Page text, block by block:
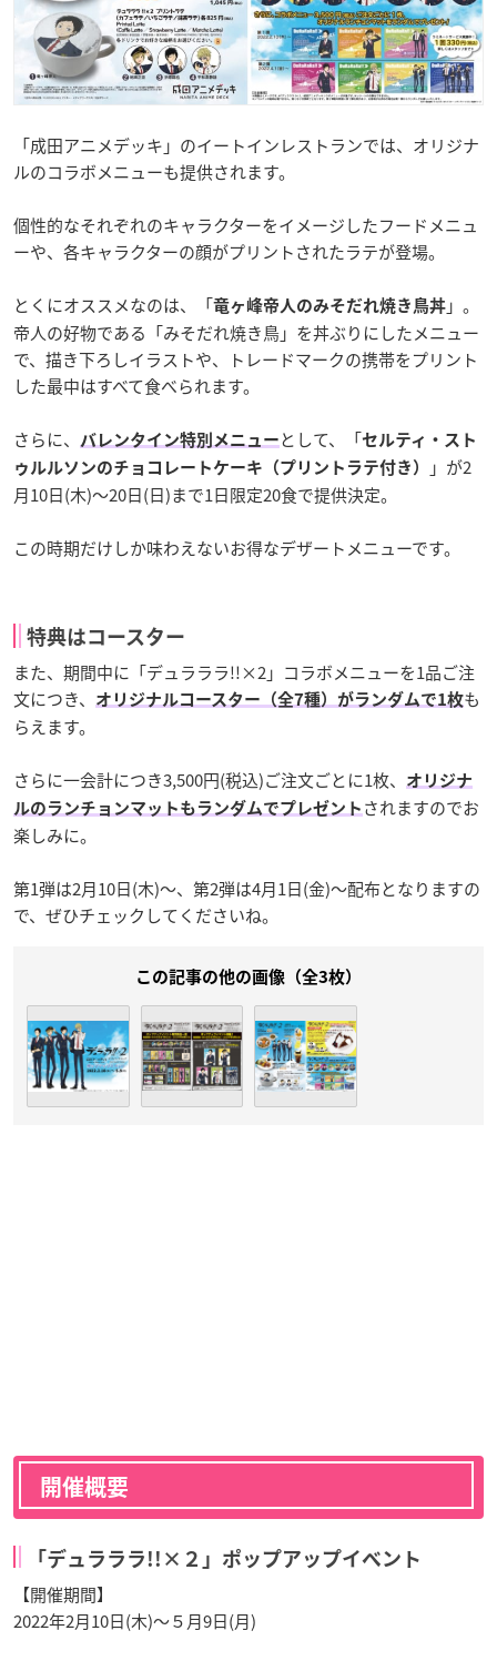
「成田アニメデッキ」のイートインレストランでは、オリジナ
ルのコラボメニューも提供されます。
個性的なそれぞれのキャラクターをイメージしたフードメニュ
ーや、各キャラクターの顔がプリントされたラテが登場。
とくにオススメなのは、「竜ヶ峰帝人のみそだれ焼き鳥丼 」。
帝人の好物である「みそだれ焼き鳥」を丼ぶりにしたメニュー
で、描き下ろしイラストや、トレードマークの携帯をプリント
した最中はすべて食べられます。
さらに、 バレンタイン特別メニュー として、「セルティ・スト
ゥルルソンのチョコレートケーキ（プリントラテ付き）
」が2
月10日(木)～20日(日)まで1日限定20食で提供決定。
この時期だけしか味わえないお得なデザートメニューです。
特典はコースター
また、期間中に「デュラララ!!×2」コラボメニューを1品ご注
文につき、
オリジナルコースター（全7種）がランダムで1枚も
らえます。
さらに一会計につき3,500円(税込)ご注文ごとに1枚、
オリジナ
ルのランチョンマットもランダムでプレゼント されますのでお
楽しみに。
第1弾は2月10日(木)～、第2弾は4月1日(金)～配布となりますの
で、ぜひチェックしてくださいね。
この記事の他の画像（全3枚）
開催概要
「デュラララ!!×２」ポップアップイベント
【開催期間】
2022年2月10日(木)～５月9日(月)